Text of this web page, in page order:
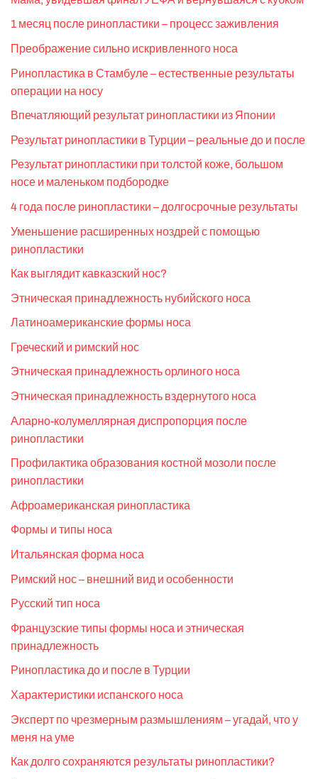
1 месяц после ринопластики – процесс заживления
Преображение сильно искривленного носа
Ринопластика в Стамбуле – естественные результаты
операции на носу
Впечатляющий результат ринопластики из Японии
Результат ринопластики в Турции – реальные до и после
Результат ринопластики при толстой коже, большом
носе и маленьком подбородке
4 года после ринопластики – долгосрочные результаты
Уменьшение расширенных ноздрей с помощью
ринопластики
Как выглядит кавказский нос?
Этническая принадлежность нубийского носа
Латиноамериканские формы носа
Греческий и римский нос
Этническая принадлежность орлиного носа
Этническая принадлежность вздернутого носа
Аларно-колумеллярная диспропорция после
ринопластики
Профилактика образования костной мозоли после
ринопластики
Афроамериканская ринопластика
Формы и типы носа
Итальянская форма носа
Римский нос – внешний вид и особенности
Русский тип носа
Французские типы формы носа и этническая
принадлежность
Ринопластика до и после в Турции
Характеристики испанского носа
Эксперт по чрезмерным размышлениям – угадай, что у
меня на уме
Как долго сохраняются результаты ринопластики?